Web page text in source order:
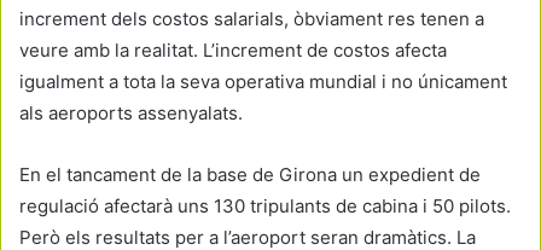
increment dels costos salarials, òbviament res tenen a
veure amb la realitat. L’increment de costos afecta
igualment a tota la seva operativa mundial i no únicament
als aeroports assenyalats.
En el tancament de la base de Girona un expedient de
regulació afectarà uns 130 tripulants de cabina i 50 pilots.
Però els resultats per a l’aeroport seran dramàtics. La